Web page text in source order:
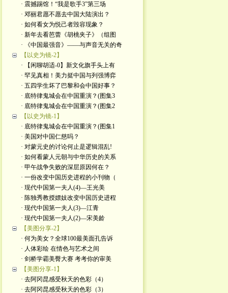
· 震撼踢馆！“我是歌手3”第三场
· 邓丽君愿不愿去中国大陆演出？
· 如何看女为悦己者毁容现象？
· 新年去看芭蕾《胡桃夹子》（组图
· 《中国最强音》——与声音无关的奇
【以史为镜-2】
· 【闲聊胡适-0】新文化旗手头上有
· 罕见真相！美力挺中国与列强博弈
· 五四学生坏了巴黎和会中国好事？
· 底特律鬼城会在中国重演？(图集3
· 底特律鬼城会在中国重演？(图集2
【以史为镜-1】
· 底特律鬼城会在中国重演？(图集1
· 美国对中国仁慈吗？
· 对蒙元史的讨论何止是逻辑混乱!
· 如何看蒙人元朝与中华历史的关系
· 甲午战争失败的深层原因何在？
· 一份改变中国历史进程的小刊物（
· 现代中国第一夫人(4)—王光美
· 陈独秀教授嫖妓改变中国历史进程
· 现代中国第一夫人(3)—江青
· 现代中国第一夫人(2)—宋美龄
【美图分享-2】
· 何为美女？全球100最美面孔告诉
· 人体彩绘 在情色与艺术之间
· 剑桥学霸美臀大赛 考考你的审美
【美图分享-1】
· 去阿冈昆感受秋天的色彩（4）
· 去阿冈昆感受秋天的色彩（3）